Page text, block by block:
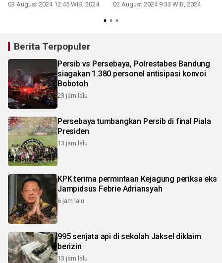
03 August 2024 12:45 WIB, 2024 02 August 2024 9:33 WIB, 2024
Berita Terpopuler
Persib vs Persebaya, Polrestabes Bandung
siagakan 1.380 personel antisipasi konvoi
Bobotoh
23 jam lalu
Persebaya tumbangkan Persib di final Piala
Presiden
13 jam lalu
KPK terima permintaan Kejagung periksa eks
Jampidsus Febrie Adriansyah
6 jam lalu
995 senjata api di sekolah Jaksel diklaim
berizin
13 jam lalu